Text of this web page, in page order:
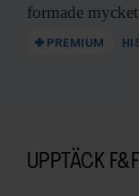
formade
PREMIUM
UPPTÄCK